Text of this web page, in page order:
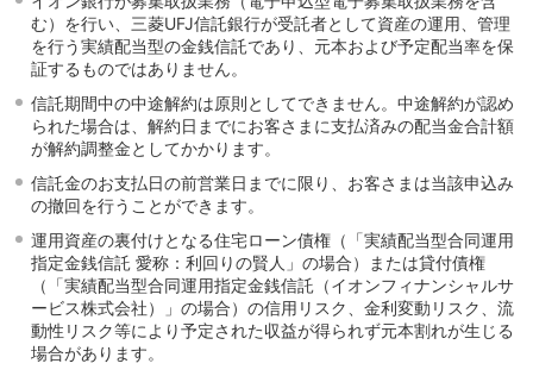
む）を行い、三菱UFJ信託銀行が受託者として資産の運用、管理
を行う実績配当型の金銭信託であり、元本および予定配当率を保
証するものではありません。
信託期間中の中途解約は原則としてできません。中途解約が認め
られた場合は、解約日までにお客さまに支払済みの配当金合計額
が解約調整金としてかかります。
信託金のお支払日の前営業日までに限り、お客さまは当該申込み
の撤回を行うことができます。
運用資産の裏付けとなる住宅ローン債権（「実績配当型合同運用
指定金銭信託 愛称：利回りの賢人」の場合）または貸付債権
（「実績配当型合同運用指定金銭信託（イオンフィナンシャルサ
ービス株式会社）」の場合）の信用リスク、金利変動リスク、流
動性リスク等により予定された収益が得られず元本割れが生じる
場合があります。